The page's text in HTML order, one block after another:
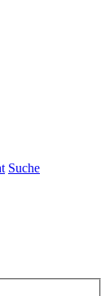
Suche